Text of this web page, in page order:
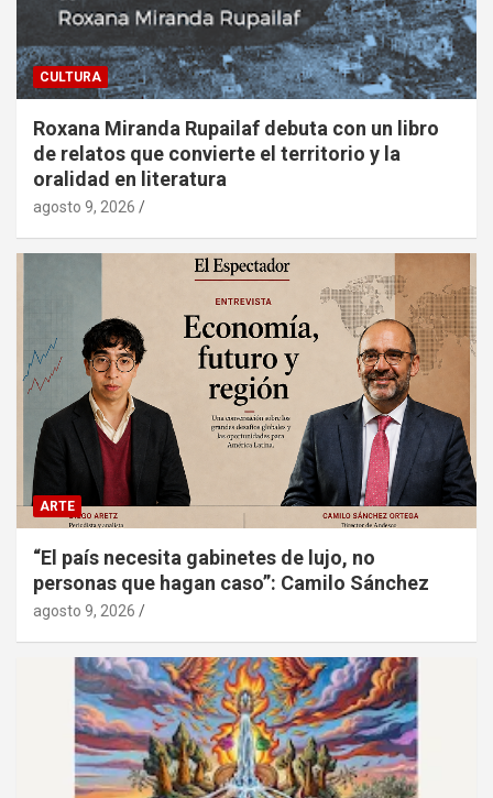
CULTURA
Roxana Miranda Rupailaf debuta con un libro
de relatos que convierte el territorio y la
oralidad en literatura
agosto 9, 2026
ARTE
“El país necesita gabinetes de lujo, no
personas que hagan caso”: Camilo Sánchez
agosto 9, 2026